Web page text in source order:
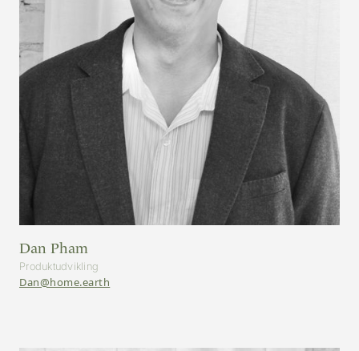
Dan Pham
Produktudvikling
Dan@home.earth